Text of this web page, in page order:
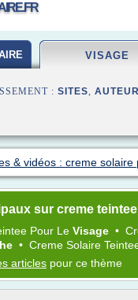
VISAGE
: SITES,
& vidéos : creme solaire
sur creme
Pour Le Visage •
• Creme Solaire
articles pour ce thème